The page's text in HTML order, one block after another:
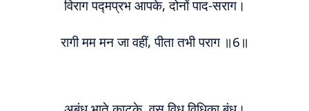
विराग पद्मप्रभ आपके, दोनों पाद-सराग।
रागी मम मन जा वहीं, पीता तभी पराग ॥6॥